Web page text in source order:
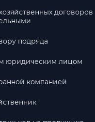
договоров
подряда
юридическим лицом
компанией